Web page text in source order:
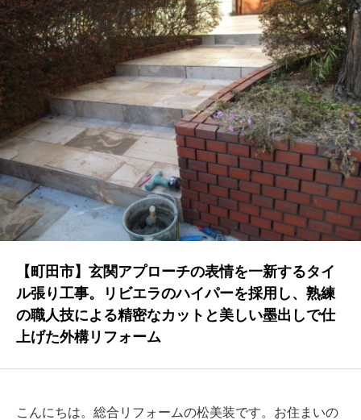
COMPANY
会社概要
CONTACT
お問い合わせ
NEWS
最新情報
Q&A
よくあるご質問
ENTRY
求人採用情報
PRIVACY POLICY
【町田市】玄関アプローチの表情を一新するタイ
ル張り工事。リビエラのハイパーを採用し、熟練
の職人技による精密なカットと美しい墨出しで仕
上げた外構リフォーム
こんにちは。総合リフォームの松美装です。お住まいの